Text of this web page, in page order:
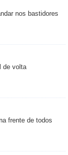
nos bastidores
de volta
frente de todos